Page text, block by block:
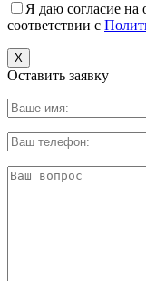
Я даю согласие на
соответствии с
X
Оставить заявку